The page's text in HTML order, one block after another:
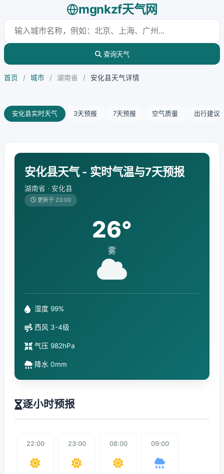
mgnkzf天气网
查询天气
首页 / 城市 / 湖南省 / 安化县天气详情
安化县实时天气 3天预报 7天预报 空气质量 出行建议
安化县天气 - 实时气温与7天预报
湖南省 · 安化县
更新于 23:00
26°
雾
湿度 99%
西风 3-4级
气压 982hPa
降水 0mm
逐小时预报
22:00 23:00 08:00 09:00